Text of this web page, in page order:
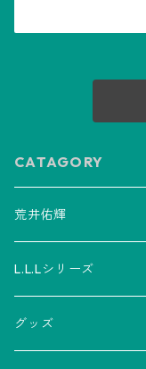
CATAGORY
荒井佑輝
CD
アルバム
グッズ
L.L.Lシリーズ
グッズ